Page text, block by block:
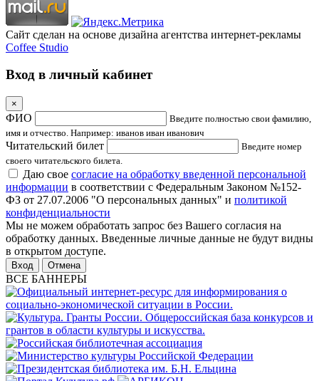
Сайт сделан на основе дизайна агентства интернет-рекламы
Coffee Studio
Вход в личный кабинет
×
ФИО
Введите полностью свои фамилию,
имя и отчество. Например: иванов иван иванович
Читательский билет
Введите номер
своего читательского билета.
Даю свое согласие на обработку введенной персональной
информации в соответствии с Федеральным Законом №152-
ФЗ от 27.07.2006 "О персональных данных" и политикой
конфиденциальности
Мы не можем обработать запрос без Вашего согласия на
обработку данных. Введенные личные данные не будут видны
в открытом доступе.
Отмена
ВСЕ БАННЕРЫ